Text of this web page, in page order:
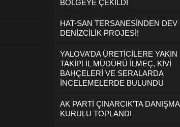
BÖLGEYE ÇEKİLDİ
HAT-SAN TERSANESİNDEN DEV
DENİZCİLİK PROJESİ!
YALOVA’DA ÜRETİCİLERE YAKIN
TAKİP! İL MÜDÜRÜ İLMEÇ, KİVİ
BAHÇELERİ VE SERALARDA
İNCELEMELERDE BULUNDU
AK PARTİ ÇINARCIK’TA DANIŞMA
KURULU TOPLANDI